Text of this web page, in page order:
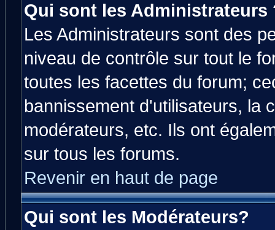
Qui sont les Administrateurs
Les Administrateurs sont des
niveau de contrôle sur tout le
toutes les facettes du forum;
bannissement d'utilisateurs, la
modérateurs, etc. Ils ont
sur tous les forums.
Revenir en haut de page
Qui sont les Modérateurs?